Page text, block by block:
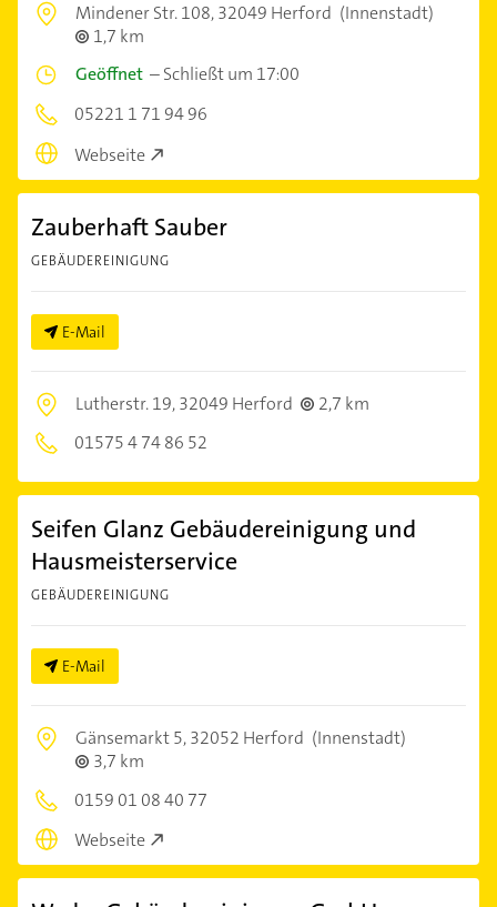
Mindener Str. 108,32049 Herford (Innenstadt)
1,7 km
Geöffnet –Schließt um 17:00
05221 1 71 94 96
Webseite
Zauberhaft Sauber
GEBÄUDEREINIGUNG
E-Mail
Lutherstr. 19,32049 Herford
2,7 km
01575 4 74 86 52
Seifen Glanz Gebäudereinigung und
Hausmeisterservice
GEBÄUDEREINIGUNG
E-Mail
Gänsemarkt 5,32052 Herford (Innenstadt)
3,7 km
0159 01 08 40 77
Webseite